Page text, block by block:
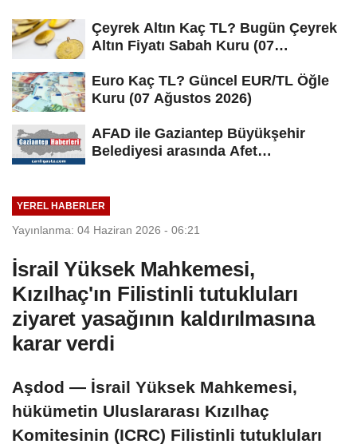
Çeyrek Altın Kaç TL? Bugün Çeyrek
Altın Fiyatı Sabah Kuru (07
Euro Kaç TL? Güncel EUR/TL Öğle
Kuru (07 Ağustos 2026)
AFAD ile Gaziantep Büyükşehir
Belediyesi arasında Afet
YEREL HABERLER
Yayınlanma: 04 Haziran 2026 - 06:21
İsrail Yüksek Mahkemesi,
Kızılhaç'ın Filistinli tutukluları
ziyaret yasağının kaldırılmasına
karar verdi
Aşdod — İsrail Yüksek Mahkemesi,
hükümetin Uluslararası Kızılhaç
Komitesinin (ICRC) Filistinli tutukluları